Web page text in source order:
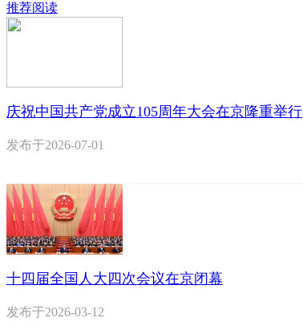
推荐阅读
庆祝中国共产党成立105周年大会在京隆重举行
发布于2026-07-01
十四届全国人大四次会议在京闭幕
发布于2026-03-12